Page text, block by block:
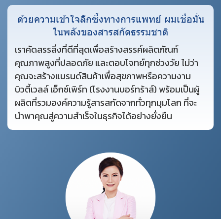
ด้วยความเข้าใจลึกซึ้งทางการแพทย์ ผมเชื่อมั่น
ในพลังของสารสกัดธรรมชาติ
เราคัดสรรสิ่งที่ดีที่สุดเพื่อสร้างสรรค์ผลิตภัณฑ์
คุณภาพสูงที่ปลอดภัย และตอบโจทย์ทุกช่วงวัย ไม่ว่า
คุณจะสร้างแบรนด์สินค้าเพื่อสุขภาพหรือความงาม
บิวตี้เวลล์ เอ็กซ์เพิร์ท (โรงงานบอร์ทร้าส์) พร้อมเป็นผู้
ผลิตที่รวมองค์ความรู้สารสกัดจากทั่วทุกมุมโลก ที่จะ
นำพาคุณสู่ความสำเร็จในธุรกิจได้อย่างยั่งยืน